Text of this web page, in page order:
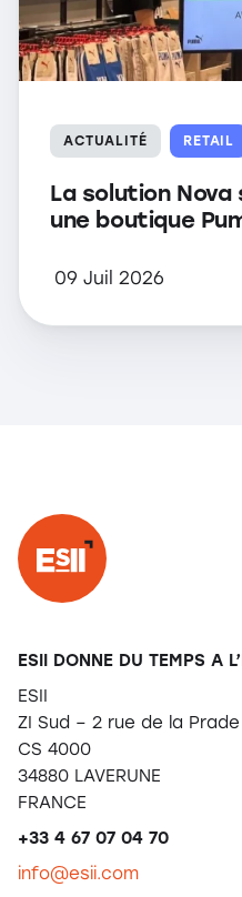
ACTUALITÉ RETAIL
La solution
une boutique
09 Juil 2026
ESII DONNE DU TEMPS A
ESII
ZI Sud – 2 rue de la Prade
CS 4000
34880 LAVERUNE
FRANCE
+33 4 67 07 04 70
info@esii.com